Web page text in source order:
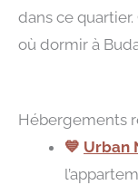
dans ce
où dormir à
Hébergements
💙 Urban